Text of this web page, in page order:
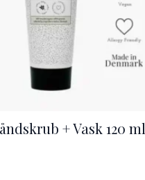
+ Vask 120 ml